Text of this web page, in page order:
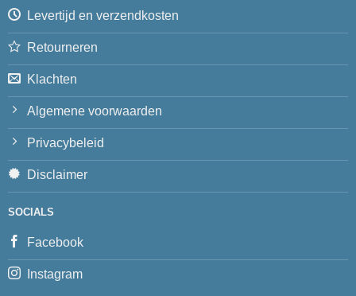
Levertijd en verzendkosten
Retourneren
Klachten
Algemene voorwaarden
Privacybeleid
Disclaimer
SOCIALS
Facebook
Instagram